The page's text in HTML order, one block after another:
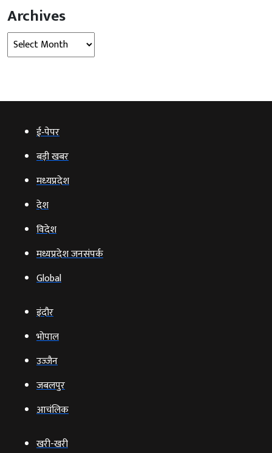
Archives
Archives
ई‑पेपर
बड़ी खबर
मध्‍यप्रदेश
देश
विदेश
मध्यप्रदेश जनसंपर्क
Global
इंदौर
भोपाल
उज्‍जैन
जबलपुर
आचंलिक
खरी-खरी